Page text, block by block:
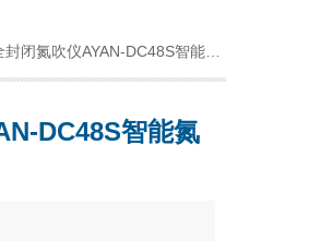
氮吹仪AYAN-DC48S智能氮气浓缩仪
DC48S智能氮